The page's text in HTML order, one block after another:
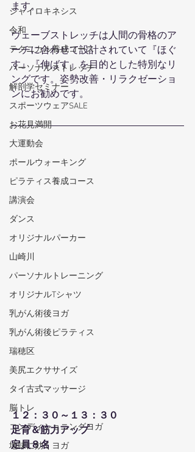
ジャイロキネシス
令和
テクニカル養成コース
パーソナルストレッチ
解剖学セミナー
スポーツウェアSALE
お花見満開
大運動会
ポールウォーキング
ピラティス養成コース
講演会
ダンス
オリジナルパーカー
山崎川
パーソナルトレーニング
オリジナルTシャツ
乳がん術後ヨガ
乳がん術後ピラティス
瑞穂区
美尻エクササイズ
タイ古式マッサージ
脳トレ
コンディショニングヨガ
地味に効くヨガ
ます。
ウェーブストレッチは人間の骨格のア
ーチに合わせて設計されていて『ほぐ
す』『伸ばす』を目的とした特別なリ
ングです。姿勢改善・リラクゼーショ
ンにお勧めです。
１２：３０～１３：３０
足育＆筋力アップ
定員８名